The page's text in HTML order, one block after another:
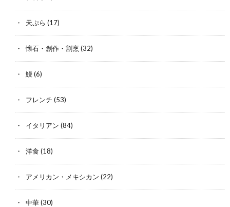
天ぷら (17)
懐石・創作・割烹(32)
鰻(6)
フレンチ (53)
イタリアン (84)
洋食 (18)
アメリカン・メキシカン (22)
中華(30)